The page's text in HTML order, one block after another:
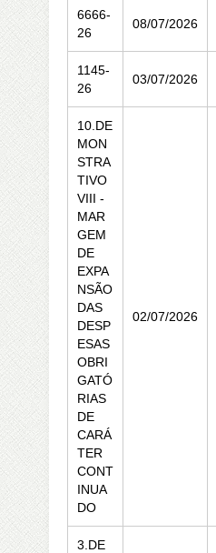
6666-
26
08/07/2026
1145-
26
03/07/2026
10.DE
MON
STRA
TIVO
VIII -
MAR
GEM
DE
EXPA
NSÃO
DAS
DESP
ESAS
OBRI
GATÓ
RIAS
DE
CARÁ
TER
CONT
INUA
DO
02/07/2026
3.DE